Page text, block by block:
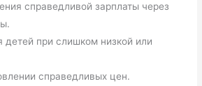
справедливой зарплаты через
детей при слишком низкой или
справедливых цен.